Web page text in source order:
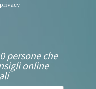
privacy
persone che
online